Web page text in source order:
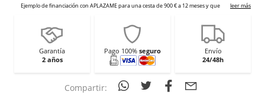
Garantía
2 años
Pago 100% seguro
Envío
24/48h
Compartir: